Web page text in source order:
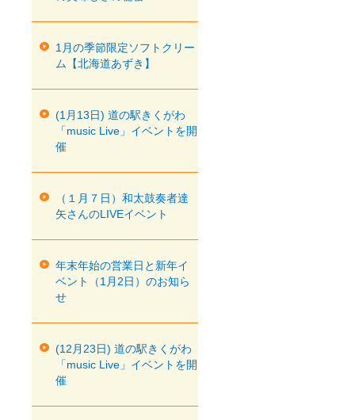
1月の季節限定ソフトクリー
ム【北海道あずき】
(1月13日) 道の駅きくがわ
「music Live」イベントを開
催
（１月７日）和太鼓奏者達
矢さんのLIVEイベント
年末年始の営業日と新年イ
ベント（1月2日）のお知ら
せ
(12月23日) 道の駅きくがわ
「music Live」イベントを開
催